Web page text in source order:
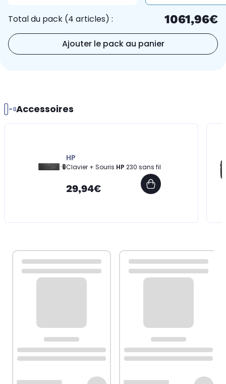
Total du pack (4 articles) : 1061,96€
Ajouter le pack au panier
Accessoires
HP
Clavier + Souris HP 230 sans fil
29,94€